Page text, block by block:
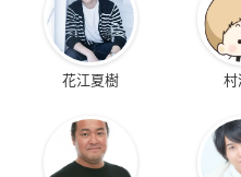
花江夏樹 村